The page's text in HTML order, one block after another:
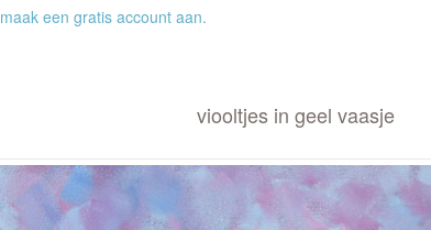
maak een gratis account aan.
viooltjes in geel vaasje